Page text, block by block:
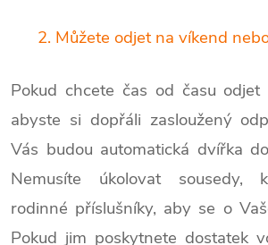
2. Můžete odjet na víkend
Pokud chcete čas od času
abyste si dopřáli zasloužený
Vás budou automatická dvířka
Nemusíte úkolovat sousedy,
rodinné příslušníky, aby se o
Pokud jim poskytnete dostatek